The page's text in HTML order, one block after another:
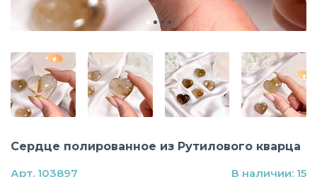
Сердце полированное из Рутилового кварца
Арт. 103897 В наличии: 15